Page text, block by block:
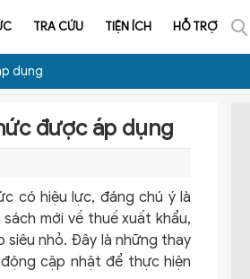
TRA CỨU TIỆN ÍCH HỖ TRỢ
dụng
được áp dụng
có hiệu lực, đáng chú ý là
mới về thuế xuất khẩu,
siêu nhỏ. Đây là những thay
cập nhật để thực hiện